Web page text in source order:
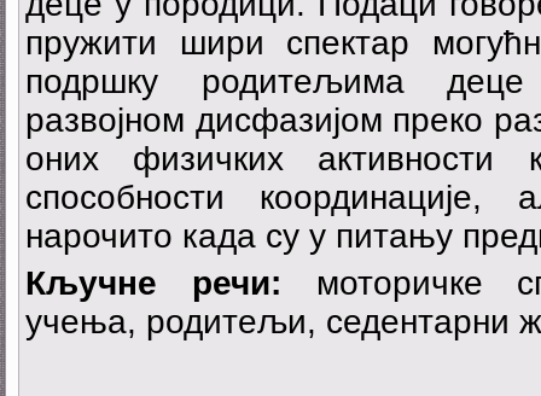
пружити шири спектар
подршку родитељима деце
развојном дисфазијом преко
оних физичких активности
способности
нарочито када су у питању
Кључне речи: моторичке
учења, родитељи, седентарни